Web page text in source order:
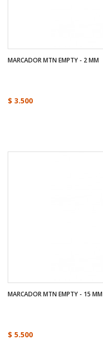
MARCADOR MTN EMPTY - 2 MM
$ 3.500
MARCADOR MTN EMPTY - 15 MM
$ 5.500